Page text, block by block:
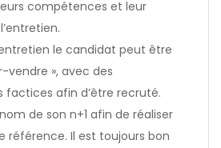
compétences et leur
le candidat peut être
vendre », avec des
afin d’être recruté.
de son n+1 afin de réaliser
référence. Il est toujours bon